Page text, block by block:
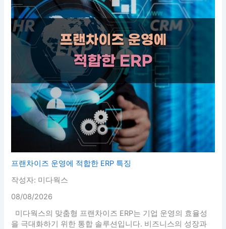
프랜차이즈 운영에 적합한 ERP 특징
작성자: 미다웍스
08/08/2026
미다웍스의 맞춤형 프랜차이즈 ERP는 기업 운영의 효율성
을 극대화하기 위한 통합 솔루션입니다. 비즈니스의 성장과